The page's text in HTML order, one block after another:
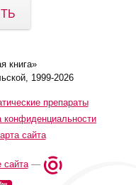
книга»
1999-2026
препараты
конфиденциальности
сайта
сайта—